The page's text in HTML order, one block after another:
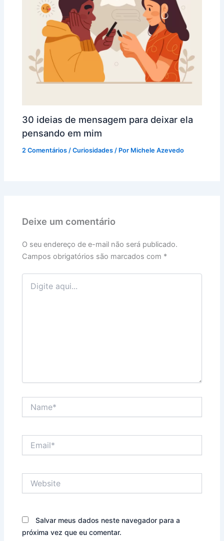
30 ideias de mensagem para deixar ela
pensando em mim
2 Comentários /Curiosidades / Por Michele Azevedo
Deixe um comentário
O seu endereço de e-mail não será publicado.
Campos obrigatórios são marcados com *
Digite
aqui...
Salvar meus dados neste navegador para a
próxima vez que eu comentar.